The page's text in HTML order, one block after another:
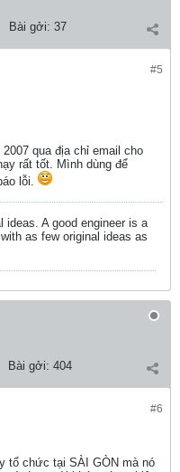
Bài gởi: 37
#5
qua địa chỉ email cho
rất tốt. Mình dùng để
lỗi.
ideas. A good engineer is a
as few original ideas as
Bài gởi: 404
#6
tổ chức tại SÀI GÒN mà nó